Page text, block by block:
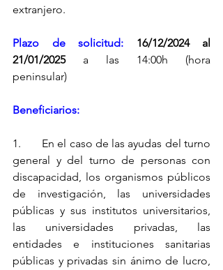
extranjero.
Plazo de solicitud: 16/12/2024 al
21/01/2025 a las 14:00h (hora
peninsular)
Beneficiarios:
1.       En el caso de las ayudas del turno
general y del turno de personas con
discapacidad, los organismos públicos
de investigación, las universidades
públicas y sus institutos universitarios,
las universidades privadas, las
entidades e instituciones sanitarias
públicas y privadas sin ánimo de lucro,